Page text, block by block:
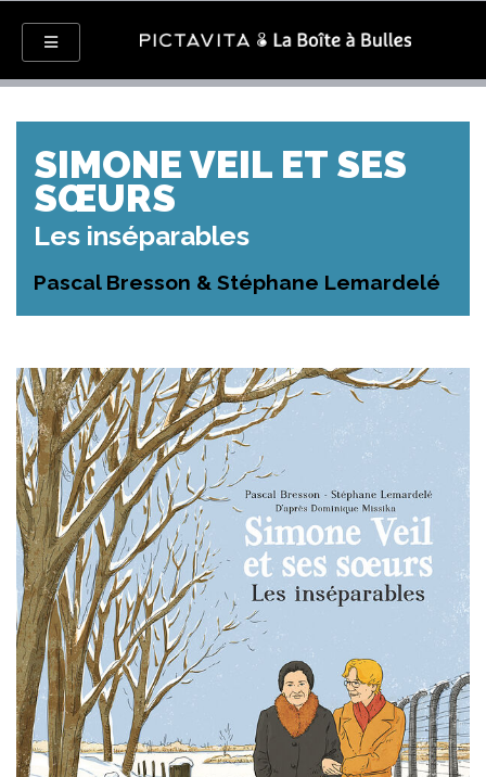
SIMONE VEIL ET SES
SŒURS
Les inséparables
Pascal Bresson & Stéphane Lemardelé